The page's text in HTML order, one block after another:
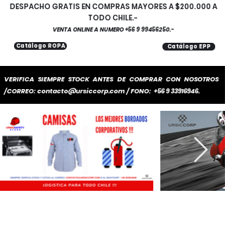
VERIFICA SIEMPRE STOCK ANTES DE COMPRAR CON NOSOTROS
/CORREO:contacto@ursiccorp.com/ FONO: +56 9 33916946.
Catálogo EPP
Catálogo ROPA
DESPACHO GRATIS EN COMPRAS MAYORES A $200.000 A
TODO CHILE.-
VENTA ONLINE A NUMERO+56 9 99456250.-